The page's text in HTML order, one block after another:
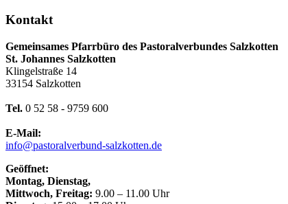
Kontakt
Gemeinsames Pfarrbüro des Pastoralverbundes Salzkotten
St. Johannes Salzkotten
Klingelstraße 14
33154 Salzkotten
Tel. 0 52 58 - 9759 600
E-Mail:
info@pastoralverbund-salzkotten.de
Geöffnet:
Montag, Dienstag,
Mittwoch, Freitag: 9.00 – 11.00 Uhr